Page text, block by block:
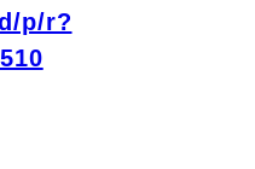
p/r?